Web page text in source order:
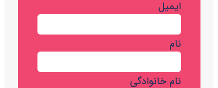
ایمیل
نام
نام خانوادگی